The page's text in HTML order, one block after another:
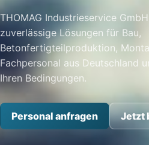
THOMAG Industrieservice
zuverlässige Lösungen für Bau,
Betonfertigteilproduktion,
Fachpersonal aus Deutschland
Ihren Bedingungen.
Personal anfragen Jetzt